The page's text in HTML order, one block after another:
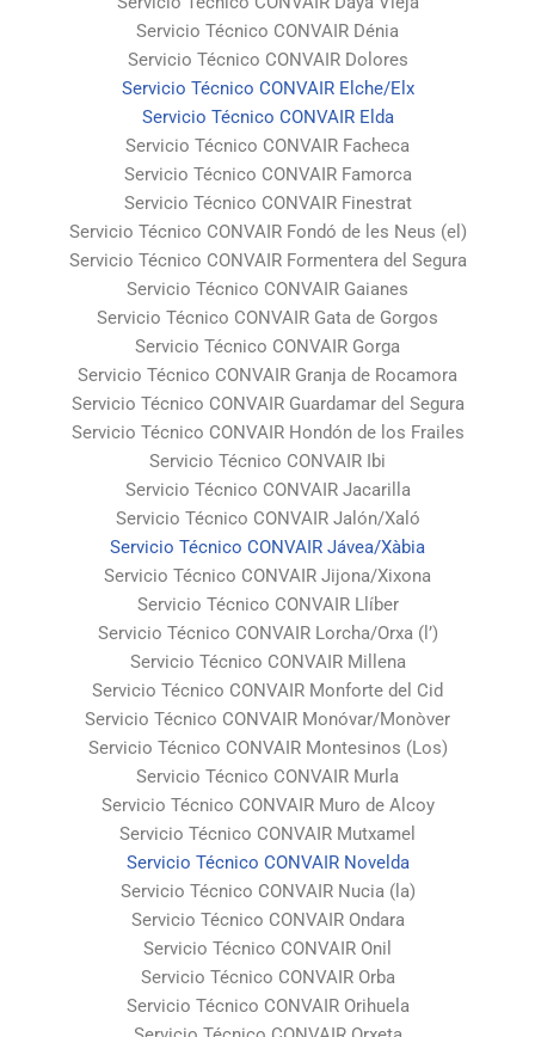
Servicio Técnico CONVAIR Dénia
Servicio Técnico CONVAIR Dolores
Servicio Técnico CONVAIR Elche/Elx
Servicio Técnico CONVAIR Elda
Servicio Técnico CONVAIR Facheca
Servicio Técnico CONVAIR Famorca
Servicio Técnico CONVAIR Finestrat
Servicio Técnico CONVAIR Fondó de les Neus (el)
Servicio Técnico CONVAIR Formentera del Segura
Servicio Técnico CONVAIR Gaianes
Servicio Técnico CONVAIR Gata de Gorgos
Servicio Técnico CONVAIR Gorga
Servicio Técnico CONVAIR Granja de Rocamora
Servicio Técnico CONVAIR Guardamar del Segura
Servicio Técnico CONVAIR Hondón de los Frailes
Servicio Técnico CONVAIR Ibi
Servicio Técnico CONVAIR Jacarilla
Servicio Técnico CONVAIR Jalón/Xaló
Servicio Técnico CONVAIR Jávea/Xàbia
Servicio Técnico CONVAIR Jijona/Xixona
Servicio Técnico CONVAIR Llíber
Servicio Técnico CONVAIR Lorcha/Orxa (l’)
Servicio Técnico CONVAIR Millena
Servicio Técnico CONVAIR Monforte del Cid
Servicio Técnico CONVAIR Monóvar/Monòver
Servicio Técnico CONVAIR Montesinos (Los)
Servicio Técnico CONVAIR Murla
Servicio Técnico CONVAIR Muro de Alcoy
Servicio Técnico CONVAIR Mutxamel
Servicio Técnico CONVAIR Novelda
Servicio Técnico CONVAIR Nucia (la)
Servicio Técnico CONVAIR Ondara
Servicio Técnico CONVAIR Onil
Servicio Técnico CONVAIR Orba
Servicio Técnico CONVAIR Orihuela